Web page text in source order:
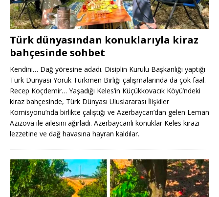
Türk dünyasından konuklarıyla kiraz
bahçesinde sohbet
Kendini… Dağ yöresine adadı. Disiplin Kurulu Başkanlığı yaptığı
Türk Dünyası Yörük Türkmen Birliği çalışmalarında da çok faal.
Recep Koçdemir… Yaşadığı Keles’in Küçükkovacık Köyü’ndeki
kiraz bahçesinde, Türk Dünyası Uluslararası İlişkiler
Komisyonu’nda birlikte çalıştığı ve Azerbaycan’dan gelen Leman
Azizova ile ailesini ağırladı. Azerbaycanlı konuklar Keles kirazı
lezzetine ve dağ havasına hayran kaldılar.